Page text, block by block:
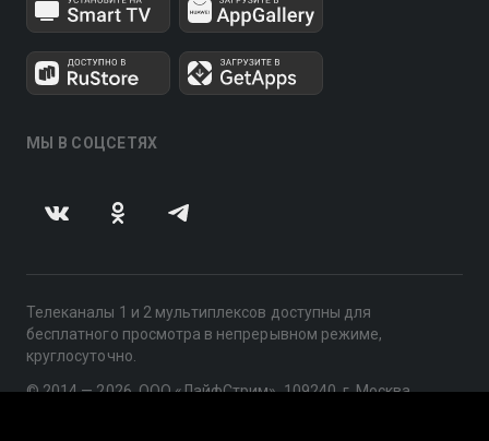
МЫ В СОЦСЕТЯХ
Телеканалы 1 и 2 мультиплексов доступны для
бесплатного просмотра в непрерывном режиме,
круглосуточно.
© 2014 — 2026, ООО «ЛайфСтрим», 109240, г. Москва,